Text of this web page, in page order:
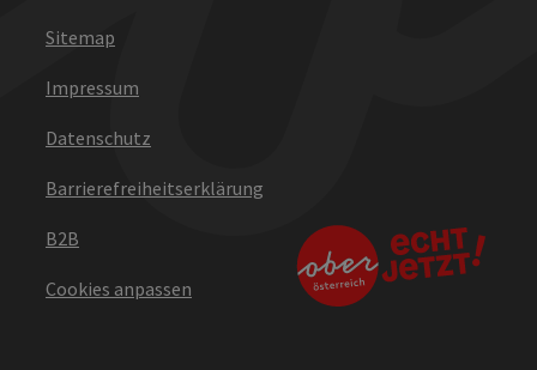
Sitemap
Impressum
Datenschutz
Barrierefreiheitserklärung
B2B
Cookies anpassen